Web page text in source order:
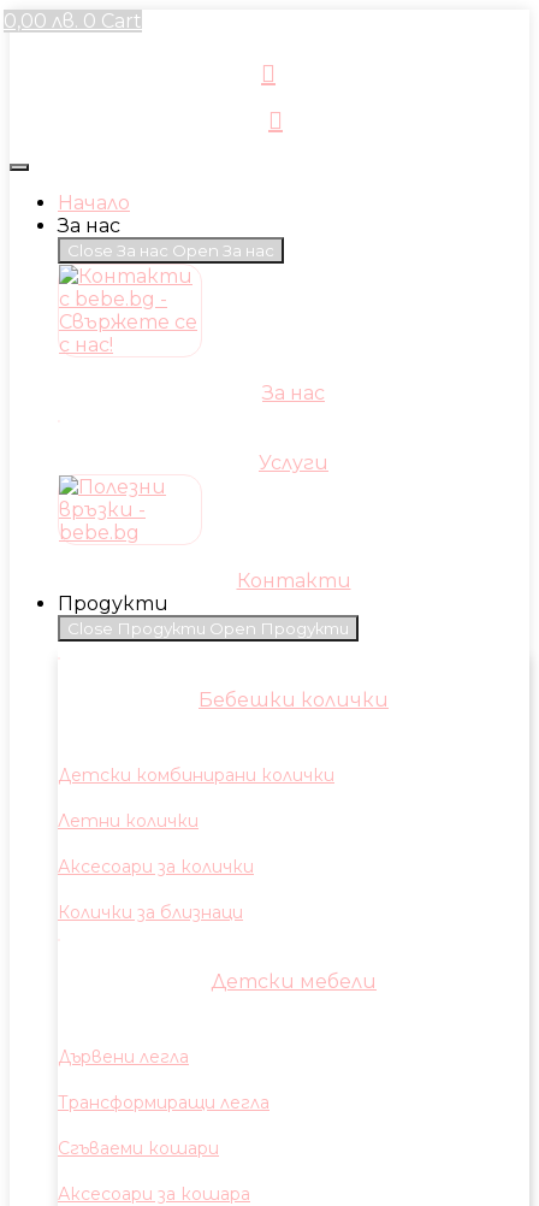
Skip
0,00 лв. 0 Cart
Начало
За нас
Close За нас Open За нас
За нас
Услуги
Контакти
Продукти
Close Продукти Open Продукти
Бебешки колички
Детски комбинирани колички
Летни колички
Аксесоари за колички
Колички за близнаци
Детски мебели
Дървени легла
Трансформиращи легла
Сгъваеми кошари
Аксесоари за кошара